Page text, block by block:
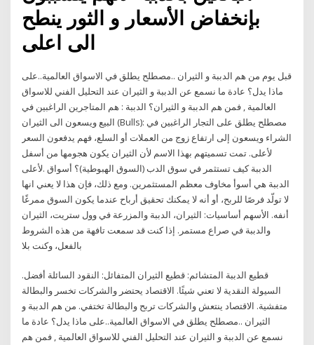
بإنخفاض الأسعار و الثور ينطح
الى اعلى
قبل يوم من هم الدببة و الثيران ..مصطلح يطلق في الاسواق العالمية..على
ماذا يدل؟ عادة ما نسمع عن الدببة و الثيران عند التحليل الفني للاسواق
العالمية , فمن هم الدببة و الثيران؟ الدببة : هم المتاجرين الراغبين في
البيع ويسعون الى الثيران (Bulls): مصطلح يطلق على التجار الراغبين في
الشراء ويسعون إلى ارتفاع زوج من العملات أو السلع، فهم يدفعون السعر
لأعلى. تمت تسميتهم بهذا الاسم لأن الثيران يكون هجومها من أسفل
لأعلى.‎ الدببة كيف تستثمر في سوق الدب (السوق الهبوطية)؟ أسواق
الدببة هي أسوأ مخاوف معظم المستثمرين. ومع ذلك، فإن هذا لا يعني انها
لا تولّد فرصًا للربح، أو أنه لا يمكنك تحقيق أرباح عندما يكون السوق ممرغًا
أنفه. الأسهم أساسيات: الثيران، الدببة والمزرعة في وول ستريت، الثيران
والدببة في صراع مستمر. إذا كنت قد سمعت تافهة من هذه الشروط
بالفعل، وكنت بلا
قطيع الدببة المتشائم: قطيع الثيران المتفائل: النقود السائلة أفضل.
السيولة النقدية لا تعني شيئًا. الاقتصاد يحتضر والشركات تخسر والبطالة
متفشية. الاقتصاد ينتعش والشركات تربح والبطالة تختفي. من هم الدببة و
الثيران ..مصطلح يطلق في الاسواق العالمية..على ماذا يدل؟ عادة ما
نسمع عن الدببة و الثيران عند التحليل الفني للاسواق العالمية , فمن هم